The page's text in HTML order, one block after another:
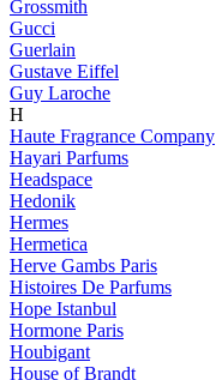
Grossmith
Gucci
Guerlain
Gustave Eiffel
Guy Laroche
H
Haute Fragrance Company
Hayari Parfums
Headspace
Hedonik
Hermes
Hermetica
Herve Gambs Paris
Histoires De Parfums
Hope Istanbul
Hormone Paris
Houbigant
House of Brandt